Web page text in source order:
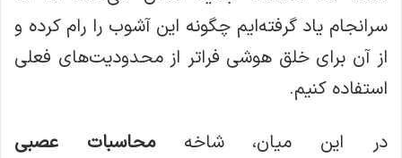
سرانجام یاد گرفته‌ایم چگونه این آشوب را رام کرده و
از آن برای خلق هوشی فراتر از محدودیت‌های فعلی
استفاده کنیم.
در این میان، شاخهمحاسبات عصبی